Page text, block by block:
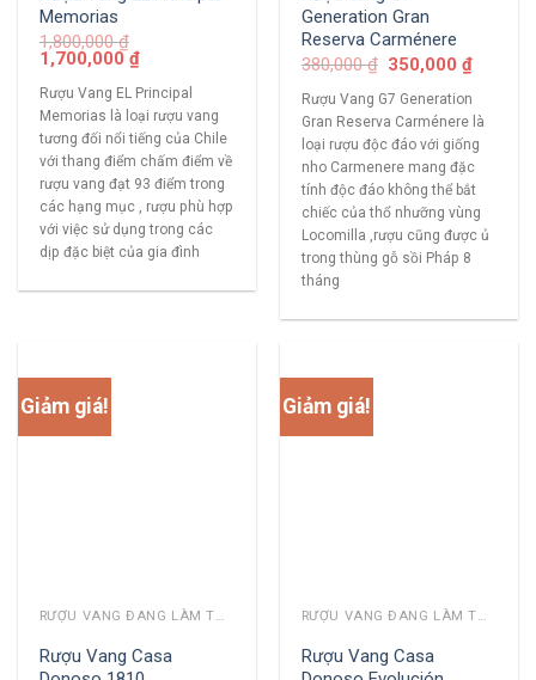
Memorias
1,800,000₫
1,700,000₫
Rượu Vang EL Principal
Memorias là loại rượu vang
tương đối nổi tiếng của Chile
với thang điểm chấm điểm về
rượu vang đạt 93 điểm trong
các hạng mục , rượu phù hợp
với việc sử dụng trong các
dịp đặc biệt của gia đình
Generation Gran
Reserva Carménere
380,000₫ 350,000₫
Rượu Vang G7 Generation
Gran Reserva Carménere là
loại rượu độc đáo với giống
nho Carmenere mang đặc
tính độc đáo không thể bắt
chiếc của thổ nhưỡng vùng
Locomilla ,rượu cũng được ủ
trong thùng gỗ sồi Pháp 8
tháng
Giảm giá!
RƯỢU VANG ĐANG LÀM THỊ TRƯỜNG
Rượu Vang Casa
Giảm giá!
RƯỢU VANG ĐANG LÀM THỊ TRƯỜNG
Rượu Vang Casa